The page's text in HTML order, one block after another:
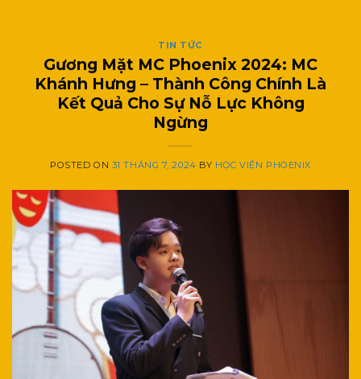
TIN TỨC
Gương Mặt MC Phoenix 2024: MC
Khánh Hưng – Thành Công Chính Là
Kết Quả Cho Sự Nỗ Lực Không
Ngừng
POSTED ON 31 THÁNG 7, 2024 BY HỌC VIỆN PHOENIX